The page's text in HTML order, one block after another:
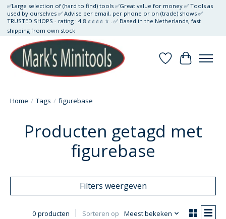
✅Large selection of (hard to find) tools ✅Great value for money ✅ Tools as
used by ourselves ✅ Advise per email, per phone or on (trade) shows ✅
TRUSTED SHOPS - rating : 4.8 ⭐⭐⭐⭐ ⭐ . ✅ Based in the Netherlands, fast
shipping from own stock
Verlanglijst
Home / Tags / figurebase
Producten getagd met
figurebase
Filters weergeven
0 producten Sorteren op Meest bekeken